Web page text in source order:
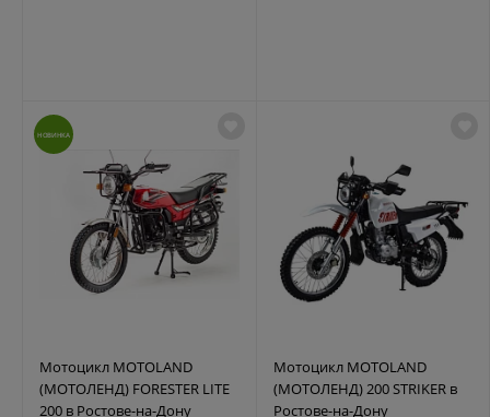
НОВИНКА
Мотоцикл MOTOLAND
(МОТОЛЕНД) FORESTER LITE
200 в Ростове-на-Дону
Мотоцикл MOTOLAND
(МОТОЛЕНД) 200 STRIKER в
Ростове-на-Дону